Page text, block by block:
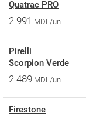
Quatrac PRO
2 991 MDL/un
Pirelli
Scorpion Verde
2 489 MDL/un
Firestone